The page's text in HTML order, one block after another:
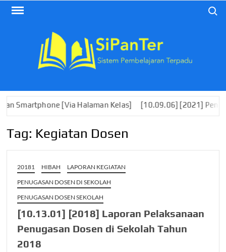
Skip
[Via Halaman Kelas] [10.09.06] [2021]
Tag: Kegiatan Dosen
20181 HIBAH
LAPORAN KEGIATAN
PENUGASAN DOSEN DI SEKOLAH
PENUGASAN DOSEN SEKOLAH
[10.13.01] [2018] Laporan Pelaksanaan
Penugasan Dosen di Sekolah Tahun
2018